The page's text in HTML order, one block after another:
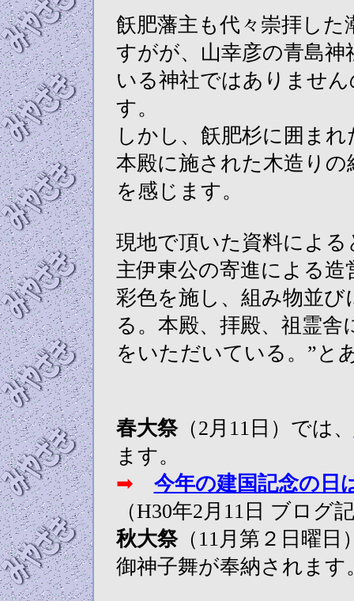
飫肥藩主も代々崇拝し
すがが、山幸彦の青島
いる神社ではありませ
す。
しかし、飫肥杉に囲ま
本殿に施された木造り
を感じます。
現地で頂いた資料による
主伊東公の寄進による
彩色を施し、組み物並
る。本殿、拝殿、祖霊
をいただいている。”と
春大祭（2月11日）では、
ます。
➡
今年の建国記念の日
（H30年2月11日 ブログ
秋大祭（11月第２日曜日
御神子舞が奉納されます